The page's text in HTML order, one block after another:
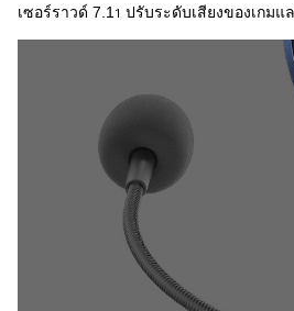
เซอร์ราวด์ 7.11 ปรับระดับเสียงของเกม